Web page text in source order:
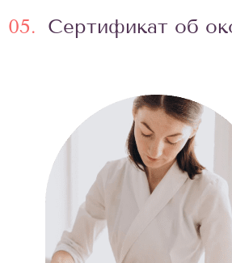
05. Сертификат об